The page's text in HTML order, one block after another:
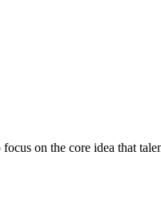
on the core idea that